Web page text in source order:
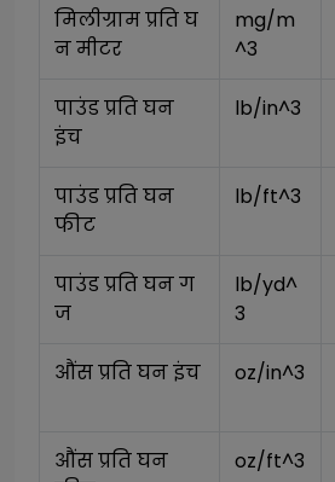
मिलीग्राम प्रति घ
न मीटर
mg/m
^3
पाउंड प्रति घन
इंच
lb/in^3
पाउंड प्रति घन
फीट
lb/ft^3
पाउंड प्रति घन ग
ज
lb/yd^
3
औंस प्रति घन इंच oz/in^3
औंस प्रति घन
oz/ft^3